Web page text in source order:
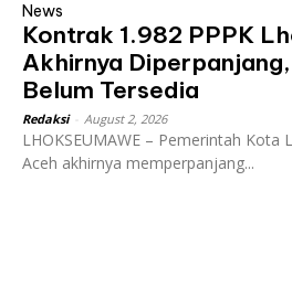
News
Kontrak 1.982 PPPK
Akhirnya
Belum Tersedia
Redaksi August 2, 2026
LHOKSEUMAWE – Pemerintah Kota
Aceh akhirnya memperpanjang...